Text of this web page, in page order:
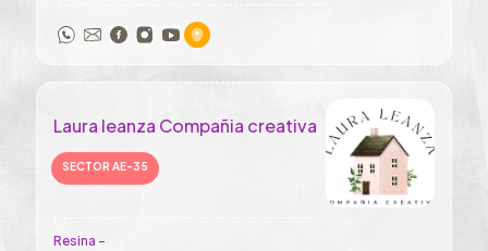
Laura leanza Compañia creativa
SECTOR AE-35
Resina -